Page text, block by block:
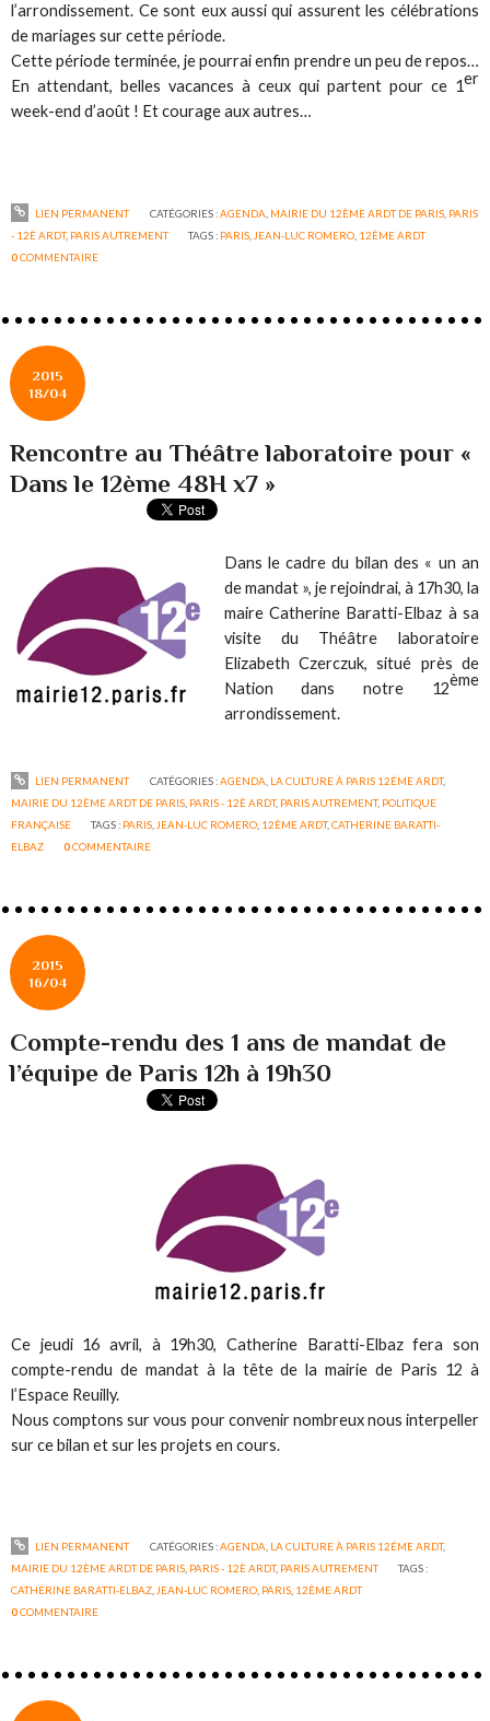
l’arrondissement. Ce sont eux aussi qui assurent les célébrations
de mariages sur cette période.
Cette période terminée, je pourrai enfin prendre un peu de repos…
En attendant, belles vacances à ceux qui partent pour ce 1er
week-end d’août ! Et courage aux autres…
LIEN PERMANENT CATÉGORIES :AGENDA MAIRIE DU 12ÈME ARDT DE PARIS, PARIS
- 12È ARDT, PARIS AUTREMENT TAGS : PARIS JEAN-LUC ROMERO 12ÈME ARDT
0COMMENTAIRE
2015
18/04
Rencontre au Théâtre laboratoire pour «
Dans le 12ème 48H x7 »
Dans le cadre du bilan des « un an
de mandat », je rejoindrai, à 17h30, la
maire Catherine Baratti-Elbaz à sa
visite du Théâtre laboratoire
Elizabeth Czerczuk, situé près de
Nation dans notre 12ème
arrondissement.
LIEN PERMANENT CATÉGORIES :AGENDA LA CULTURE À PARIS 12ÉME ARDT,
MAIRIE DU 12ÈME ARDT DE PARIS PARIS - 12È ARDT, PARIS AUTREMENT, POLITIQUE
FRANÇAISE
TAGS : PARIS JEAN-LUC ROMERO 12ÈME ARDT,CATHERINE BARATTI-
ELBAZ
0COMMENTAIRE
2015
16/04
Compte-rendu des 1 ans de mandat de
l’équipe de Paris 12h à 19h30
Ce jeudi 16 avril, à 19h30, Catherine Baratti-Elbaz fera son
compte-rendu de mandat à la tête de la mairie de Paris 12 à
l’Espace Reuilly.
Nous comptons sur vous pour convenir nombreux nous interpeller
sur ce bilan et sur les projets en cours.
LIEN PERMANENT CATÉGORIES :AGENDA, LA CULTURE À PARIS 12ÉME ARDT,
MAIRIE DU 12ÈME ARDT DE PARIS, PARIS - 12È ARDT, PARIS AUTREMENT
TAGS :
CATHERINE BARATTI-ELBAZ,JEAN-LUC ROMERO, PARIS, 12ÈME ARDT
0COMMENTAIRE